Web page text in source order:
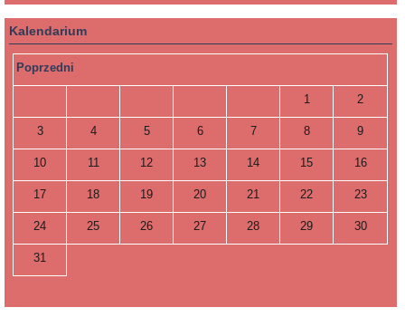
Kalendarium
Poprzedni
1 2
3 4 5 6 7 8 9
10 11 12 13 14 15 16
17 18 19 20 21 22 23
24 25 26 27 28 29 30
31